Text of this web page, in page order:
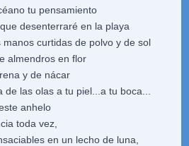
tu pensamiento
desenterraré en la playa
curtidas de polvo y de sol
almendros en flor
y de nácar
de las olas a tu piel...a tu boca...
anhelo
toda vez,
en un lecho de luna,